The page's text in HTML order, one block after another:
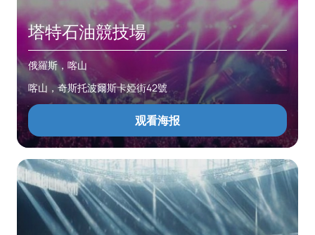
塔特石油競技場
俄羅斯，喀山
喀山，奇斯托波爾斯卡婭街42號
观看海报